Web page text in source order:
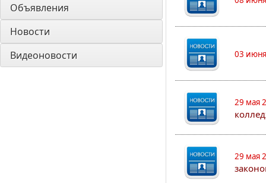
Объявления
Новости
Видеоновости
03
29 мая
29 мая